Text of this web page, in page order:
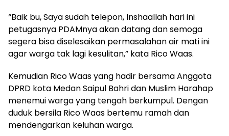
“Baik bu, Saya sudah telepon, Inshaallah hari ini
petugasnya PDAMnya akan datang dan semoga
segera bisa diselesaikan permasalahan air mati ini
agar warga tak lagi kesulitan,” kata Rico Waas.
Kemudian Rico Waas yang hadir bersama Anggota
DPRD kota Medan Saipul Bahri dan Muslim Harahap
menemui warga yang tengah berkumpul. Dengan
duduk bersila Rico Waas bertemu ramah dan
mendengarkan keluhan warga.